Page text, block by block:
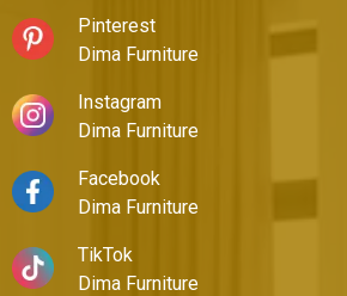
Pinterest
Dima Furniture
Instagram
Dima Furniture
Facebook
Dima Furniture
TikTok
Dima Furniture